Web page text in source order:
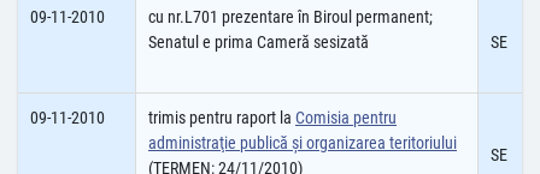
09-11-2010
cu nr.L701 prezentare în Biroul permanent;
Senatul e prima Cameră sesizată
SE
09-11-2010 trimis pentru raport la Comisia pentru
administraţie publică şi organizarea teritoriului
(TERMEN: 24/11/2010)
SE